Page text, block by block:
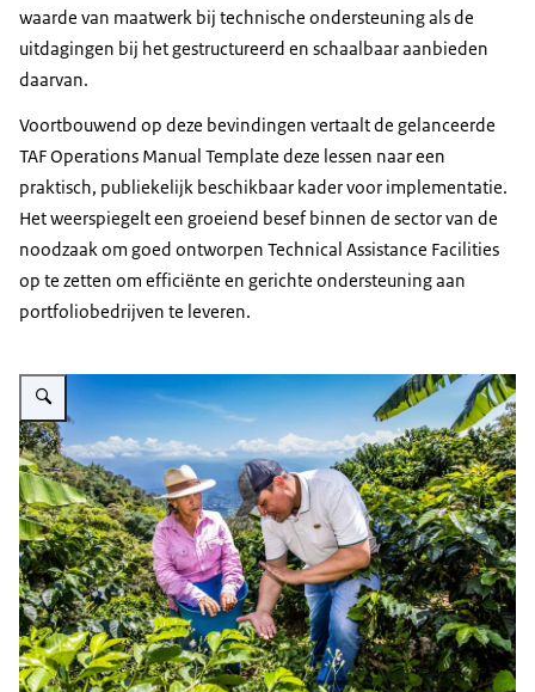
waarde van maatwerk bij technische ondersteuning als de
uitdagingen bij het gestructureerd en schaalbaar aanbieden
daarvan.
Voortbouwend op deze bevindingen vertaalt de gelanceerde
TAF Operations Manual Template deze lessen naar een
praktisch, publiekelijk beschikbaar kader voor implementatie.
Het weerspiegelt een groeiend besef binnen de sector van de
noodzaak om goed ontworpen Technical Assistance Facilities
op te zetten om efficiënte en gerichte ondersteuning aan
portfoliobedrijven te leveren.
Vergroot afbeelding Op een koffieplantage in een bergachtig gebied